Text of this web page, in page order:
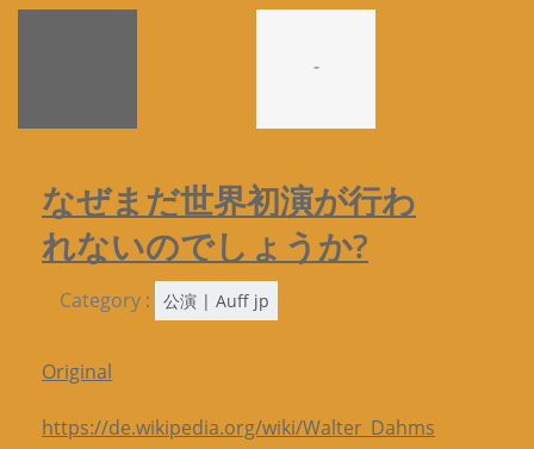
-
なぜまだ世界初演が行わ
れないのでしょうか?
Category : 公演 | Auff jp
Original
https://de.wikipedia.org/wiki/Walter_Dahms